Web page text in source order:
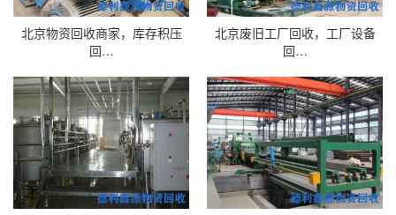
北京物资回收商家，库存积压
回…
北京废旧工厂回收，工厂设备
回…